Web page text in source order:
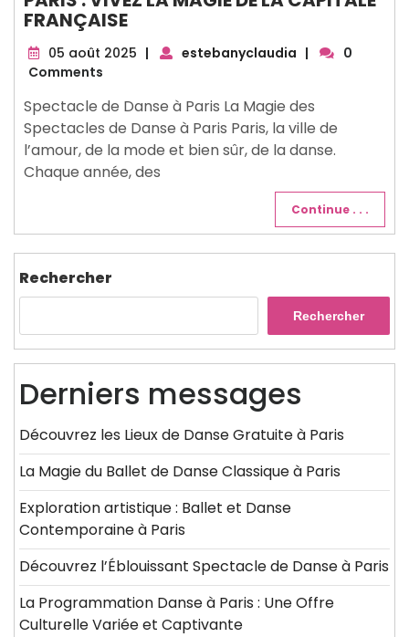
FRANÇAISE
05 août 2025 05
| estebanyclaudia |
0
Comments
Spectacle de Danse à Paris La Magie des
Spectacles de Danse à Paris Paris, la ville de
l’amour, de la mode et bien sûr, de la danse.
Chaque année, des
Continue . . .
Rechercher
Rechercher
Derniers messages
Découvrez les Lieux de Danse Gratuite à Paris
La Magie du Ballet de Danse Classique à Paris
Exploration artistique : Ballet et Danse
Contemporaine à Paris
Découvrez l’Éblouissant Spectacle de Danse à Paris
La Programmation Danse à Paris : Une Offre
Culturelle Variée et Captivante